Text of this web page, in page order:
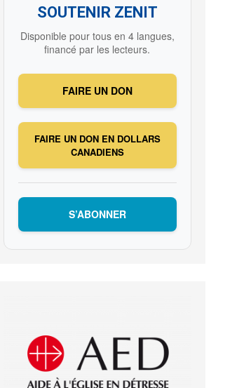
SOUTENIR ZENIT
Disponible pour tous en 4 langues,
financé par les lecteurs.
FAIRE UN DON
FAIRE UN DON EN DOLLARS
CANADIENS
S’ABONNER